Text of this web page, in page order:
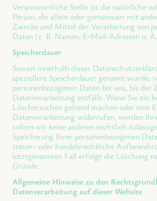
Verantwortliche Stelle ist die natürliche
Person, die allein oder gemeinsam mit
Zwecke und Mittel der Verarbeitung von
Daten (z. B. Namen, E-Mail-Adressen o.
Speicherdauer
Soweit innerhalb dieser
speziellere Speicherdauer genannt wurde,
personenbezogenen Daten bei uns, bis der
Datenverarbeitung entfällt. Wenn Sie ein
Löschersuchen geltend machen oder eine
Datenverarbeitung widerrufen, werden
sofern wir keine anderen rechtlich
Speicherung Ihrer personenbezogenen
steuer- oder handelsrechtliche
letztgenannten Fall erfolgt die Löschung
Gründe.
Allgemeine Hinweise zu den
Datenverarbeitung auf dieser Website